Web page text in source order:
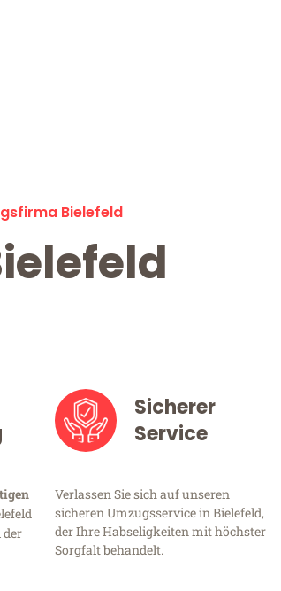
Bielefeld
der
Sicherer
Service
Verlassen Sie sich auf unseren
sicheren Umzugsservice in Bielefeld,
der Ihre Habseligkeiten mit höchster
Sorgfalt behandelt.